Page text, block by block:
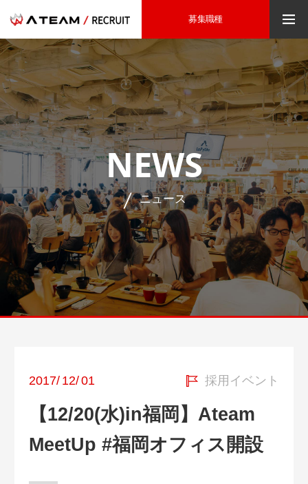
募集職種
NEWS
ニュース
採用イベント
2017/ 12/01
【12/20(水)in福岡】Ateam
MeetUp #福岡オフィス開設